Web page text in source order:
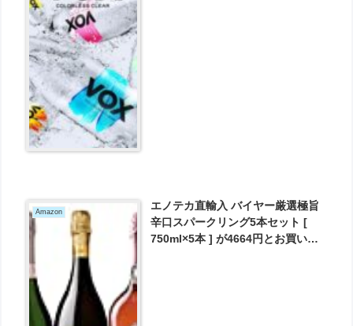
Amazon
エノテカ直輸入 バイヤー厳選極旨
辛口スパークリング5本セット [
750ml×5本 ] が4664円とお買い